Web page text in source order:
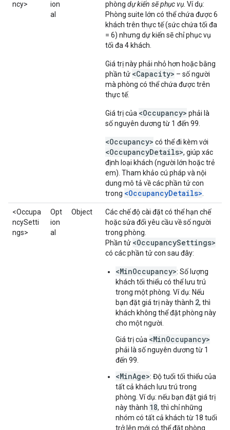
ncy>
ion
al
phòng dự kiến sẽ phục vụ . Ví dụ:
Phòng suite lớn có thể chứa được 6
khách trên thực tế (sức chứa tối đa
= 6) nhưng dự kiến sẽ chỉ phục vụ
tối đa 4 khách.
Giá trị này phải nhỏ hơn hoặc bằng
phần tử <Capacity> – số người
mà phòng có thể chứa được trên
thực tế.
Giá trị của <Occupancy> phải là
số nguyên dương từ 1 đến 99.
<Occupancy> có thể đi kèm với
<OccupancyDetails>, giúp xác
định loại khách (người lớn hoặc trẻ
em). Tham khảo cú pháp và nội
dung mô tả về các phần tử con
trong <OccupancyDetails>
<Occupa
ncySetti
ngs>
Opt
ion
al
Object
Các chế độ cài đặt có thể hạn chế
hoặc sửa đổi yêu cầu về số người
trong phòng.
Phần tử <OccupancySettings>
có các phần tử con sau đây:
<MinOccupancy>: Số lượng
khách tối thiểu có thể lưu trú
trong một phòng. Ví dụ: Nếu
bạn đặt giá trị này thành 2, thì
khách không thể đặt phòng này
cho một người.
Giá trị của <MinOccupancy>
phải là số nguyên dương từ 1
đến 99.
<MinAge>: Độ tuổi tối thiểu của
tất cả khách lưu trú trong
phòng. Ví dụ: nếu bạn đặt giá trị
này thành 18, thì chỉ những
nhóm có tất cả khách từ 18 tuổi
trở lên mới có thể đặt phòng